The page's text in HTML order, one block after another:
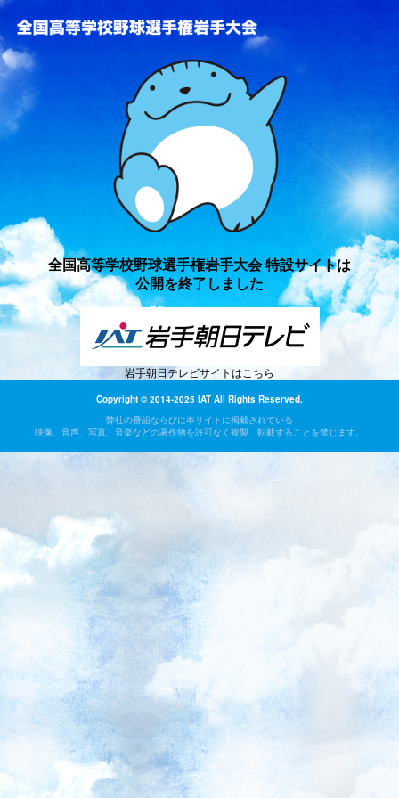
全国高等学校野球選手権岩手大会 特設サイトは
公開を終了しました
岩手朝日テレビサイトはこちら
Copyright © 2014-2025 IAT All Rights Reserved.
弊社の番組ならびに本サイトに掲載されている
映像、音声、写真、音楽などの著作物を許可なく複製、転載することを禁じます。